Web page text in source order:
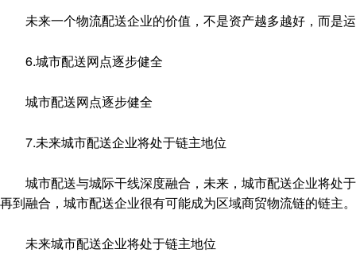
未来一个物流配送企业的价值，不是资产越多越好，而是
6.城市配送网点逐步健全
城市配送网点逐步健全
7.未来城市配送企业将处于链主地位
城市配送与城际干线深度融合，未来，城市配送企业将处
再到融合，城市配送企业很有可能成为区域商贸物流链的链主。
未来城市配送企业将处于链主地位